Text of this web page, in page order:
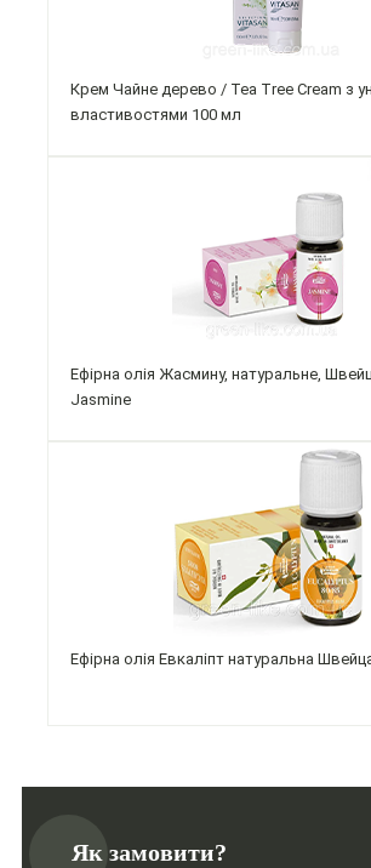
Крем Чайне дерево / Tea Tree Cream з
властивостями 100 мл
Ефірна олія Жасмину, натуральне,
Jasmine
Ефірна олія Евкаліпт натуральна
Як замовити?